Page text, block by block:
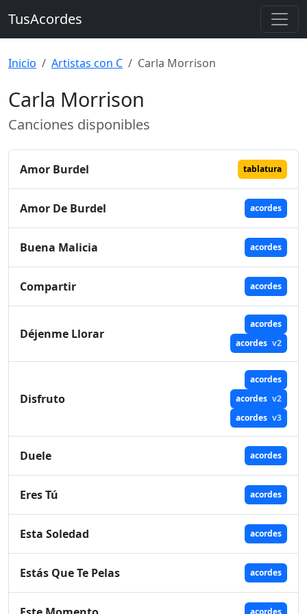
TusAcordes
Inicio Artistas con C Carla Morrison
Carla Morrison
Canciones disponibles
Amor Burdel tablatura
Amor De Burdel acordes
Buena Malicia acordes
Compartir acordes
Déjenme Llorar
acordes
acordes v2
Disfruto
acordes
acordes v2
acordes v3
Duele acordes
Eres Tú acordes
Esta Soledad acordes
Estás Que Te Pelas acordes
acordes